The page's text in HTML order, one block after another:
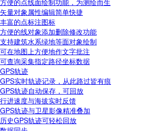
方便的点线面绘制功能，为测绘而生
矢量对象属性编辑简单快捷
丰富的点标注图标
方便的线对象添加删除修改功能
支持建筑水系绿地等面对象绘制
可在地图上方便地作文字批注
可查询采集指定路径坐标数据
GPS轨迹
GPS实时轨迹记录，从此路过皆有痕
GPS轨迹自动保存，可回放
行进速度与海拔实时反馈
GPS轨迹与卫星影像精准叠加
历史GPS轨迹可轻松回放